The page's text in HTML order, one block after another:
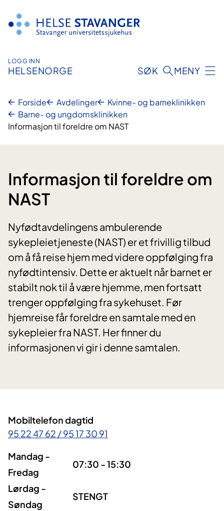
innhold
LOGG INN
HELSENORGE SØK MENY
Forside Avdelinger
Kvinne- og barneklinikken
Barne- og ungdomsklinikken
Informasjon til foreldre om NAST
Informasjon til foreldre om
NAST
Nyfødtavdelingens ambulerende
sykepleietjeneste (NAST) er et frivillig tilbud
om å få reise hjem med videre oppfølging fra
nyfødtintensiv. Dette er aktuelt når barnet er
stabilt nok til å være hjemme, men fortsatt
trenger oppfølging fra sykehuset. Før
hjemreise får foreldre en samtale med en
sykepleier fra NAST. Her finner du
informasjonen vi gir i denne samtalen.
Mobiltelefon dagtid
95 22 47 62 / 95 17 30 91
Mandag -
Fredag
07:30 - 15:30
Lørdag -
Søndag
STENGT